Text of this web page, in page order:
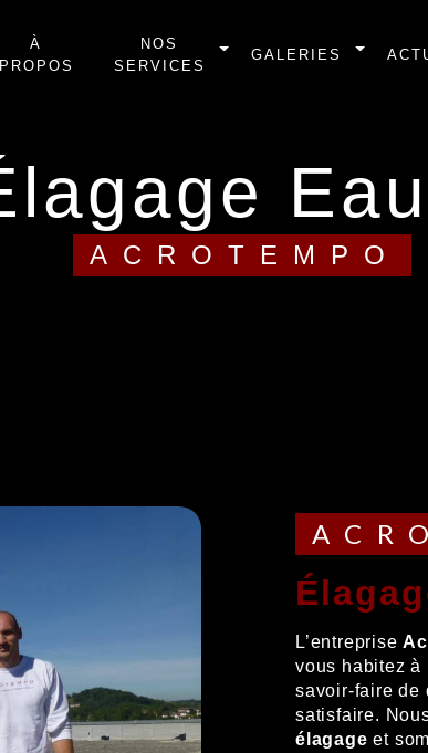
À
PROPOS
NOS
SERVICES
GALERIES
élagage
ACROTEMPO
L’entreprise
vous habitez à
savoir-faire de
satisfaire.
élagage et